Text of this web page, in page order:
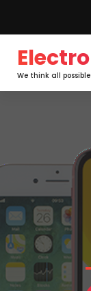
We think all possible